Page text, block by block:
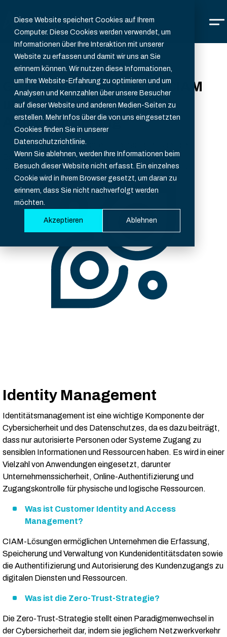
Diese Website speichert Cookies auf Ihrem
Computer. Diese Cookies werden verwendet, um
Informationen über Ihre Interaktion mit unserer
Website zu erfassen und damit wir uns an Sie
erinnern können. Wir nutzen diese Informationen,
um Ihre Website-Erfahrung zu optimieren und um
Analysen und Kennzahlen über unsere Besucher
auf dieser Website und anderen Medien-Seiten zu
erstellen. Mehr Infos über die von uns eingesetzten
Cookies finden Sie in unserer
Datenschutzrichtlinie.
Wenn Sie ablehnen, werden Ihre Informationen beim
Besuch dieser Website nicht erfasst. Ein einzelnes
Cookie wird in Ihrem Browser gesetzt, um daran zu
erinnern, dass Sie nicht nachverfolgt werden
möchten.
Akzeptieren Ablehnen
Grundlagenwissen über CIAM
und passwortlose
Authentifizierung
Hier finden Sie alle relevanten Informationen über die
Bausteine einer erfolgreichen CIAM-Strategie, die
passwortlose Authentifizierungsmethoden beinhaltet.
Identity Management
Identitätsmanagement ist eine wichtige Komponente der
Cybersicherheit und des Datenschutzes, da es dazu beiträgt,
dass nur autorisierte Personen oder Systeme Zugang zu
sensiblen Informationen und Ressourcen haben. Es wird in einer
Vielzahl von Anwendungen eingesetzt, darunter
Unternehmenssicherheit, Online-Authentifizierung und
Zugangskontrolle für physische und logische Ressourcen.
Was ist Customer Identity and Access
Management?
CIAM-Lösungen ermöglichen Unternehmen die Erfassung,
Speicherung und Verwaltung von Kundenidentitätsdaten sowie
die Authentifizierung und Autorisierung des Kundenzugangs zu
digitalen Diensten und Ressourcen.
Was ist die Zero-Trust-Strategie?
Die Zero-Trust-Strategie stellt einen Paradigmenwechsel in
der Cybersicherheit dar, indem sie jeglichem Netzwerkverkehr